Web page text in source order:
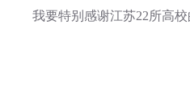
我要特别感谢江苏22所高